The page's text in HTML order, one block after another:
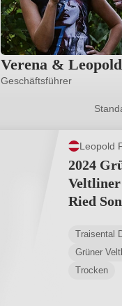
Verena &
Geschäftsführer
Leopold
2024
Veltliner
Ried
Traisental
Grüner
Trocken